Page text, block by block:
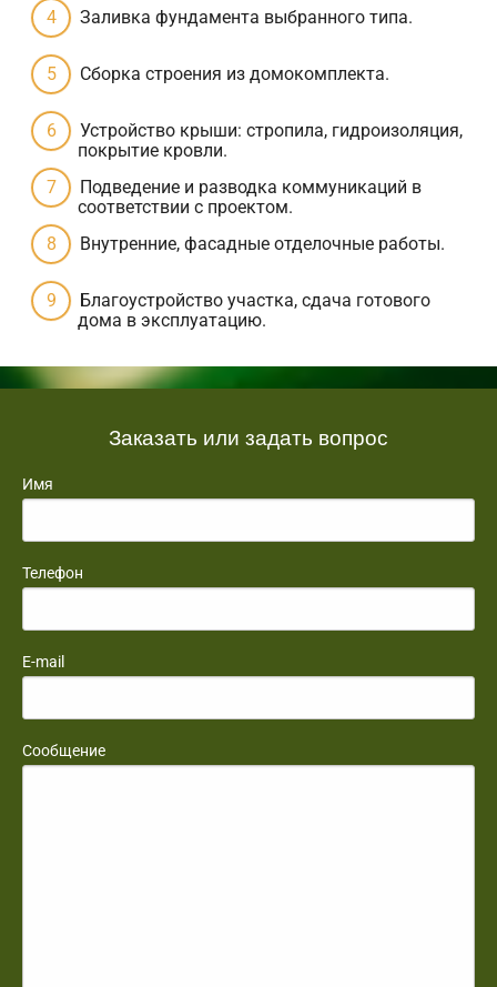
Заливка фундамента выбранного типа.
Сборка строения из домокомплекта.
Устройство крыши: стропила, гидроизоляция,
покрытие кровли.
Подведение и разводка коммуникаций в
соответствии с проектом.
Внутренние, фасадные отделочные работы.
Благоустройство участка, сдача готового
дома в эксплуатацию.
Заказать или задать вопрос
Имя
Телефон
E-mail
Сообщение